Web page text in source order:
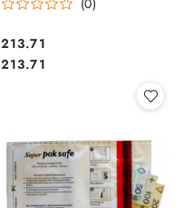
KOPERTY 66038097
Cena:
213.71
Cena:
213.71